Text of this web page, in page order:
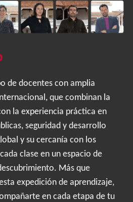
de docentes con amplia
que combinan la
la experiencia práctica en
seguridad y desarrollo
y su cercanía con los
clase en un espacio de
Más que
expedición de aprendizaje,
en cada etapa de tu